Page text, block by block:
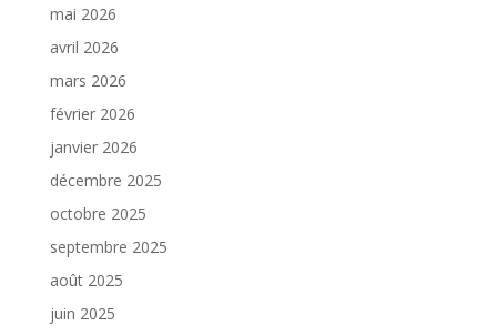
mai 2026
avril 2026
mars 2026
février 2026
janvier 2026
décembre 2025
octobre 2025
septembre 2025
août 2025
juin 2025